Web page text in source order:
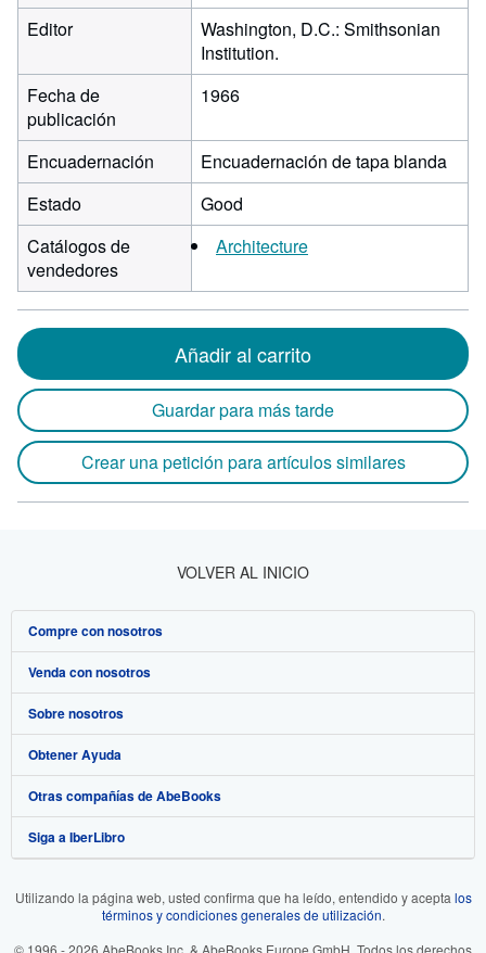
Editor
Washington, D.C.: Smithsonian
Institution.
Fecha de
publicación
1966
Encuadernación
Encuadernación de tapa blanda
Estado
Good
Catálogos de
vendedores
Architecture
Añadir al carrito
Guardar para más tarde
Crear una petición para artículos similares
VOLVER AL INICIO
Compre con nosotros
Búsqueda avanzada
Colecciones
Mi cuenta
Mis pedidos
Ver carrito
Venda con nosotros
Comenzar a vender
Únase a nuestro programa de afiliados
Recomiende un vendedor
Sobre nosotros
Sobre IberLibro
Medios
Empleo
Preferencias de cookies
Obtener Ayuda
Preguntas frecuentes y guías
Atención al Cliente
Otras compañías de AbeBooks
AbeBooks.com
AbeBooks.de
Siga a IberLibro
Utilizando la página web, usted confirma que ha leído, entendido y acepta los
términos y condiciones generales de utilización.
© 1996 - 2026 AbeBooks Inc. & AbeBooks Europe GmbH. Todos los derechos